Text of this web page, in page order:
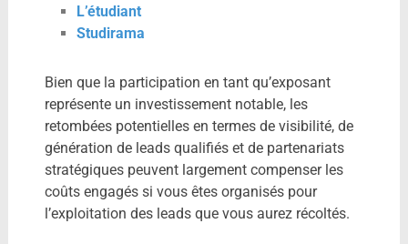
L’étudiant
Studirama
Bien que la participation en tant qu’exposant
représente un investissement notable, les
retombées potentielles en termes de visibilité, de
génération de leads qualifiés et de partenariats
stratégiques peuvent largement compenser les
coûts engagés si vous êtes organisés pour
l’exploitation des leads que vous aurez récoltés.